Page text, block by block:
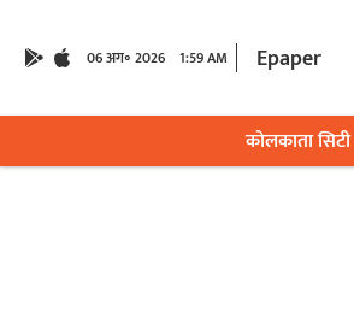
06 अग॰ 2026 1:59 AM Epaper
कोलकाता सिटी